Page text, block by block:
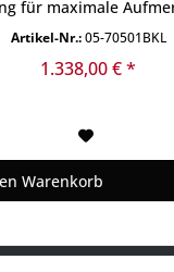
für maximale
aus gehärtetem
• inkl. GN-
Artikel-Nr.:05-70501BKL
1.338,00 € *
Warenkorb